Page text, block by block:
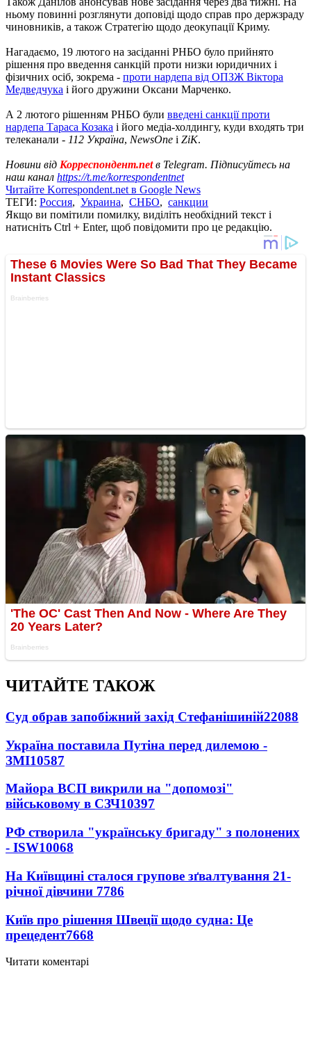
ньому повинні розглянути доповіді щодо справ про держзраду
чиновників, а також Стратегію щодо деокупації Криму.
Нагадаємо, 19 лютого на засіданні РНБО було прийнято
рішення про введення санкцій проти низки юридичних і
фізичних осіб, зокрема - проти нардепа від ОПЗЖ Віктора
Медведчука і його дружини Оксани Марченко.
А 2 лютого рішенням РНБО були введені санкції проти
нардепа Тараса Козака і його медіа-холдингу, куди входять три
телеканали - 112 Україна, NewsOne і ZiK.
Новини від Корреспондент.netв Telegram. Підписуйтесь на
наш канал https://t.me/korrespondentnet
Читайте Korrespondent.net в Google News
ТЕГИ: Россия, Украина, СНБО, санкции
Якщо ви помітили помилку, виділіть необхідний текст і
натисніть Ctrl + Enter, щоб повідомити про це редакцію.
ЧИТАЙТЕ ТАКОЖ
Суд обрав запобіжний захід Стефанішиній22088
Україна поставила Путіна перед дилемою -
ЗМІ10587
Майора ВСП викрили на "допомозі"
військовому в СЗЧ10397
РФ створила "українську бригаду" з полонених
- ISW10068
На Київщині сталося групове зґвалтування 21-
річної дівчини 7786
Київ про рішення Швеції щодо судна: Це
прецедент7668
Читати коментарі